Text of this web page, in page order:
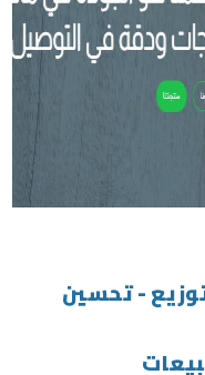
- تحسين